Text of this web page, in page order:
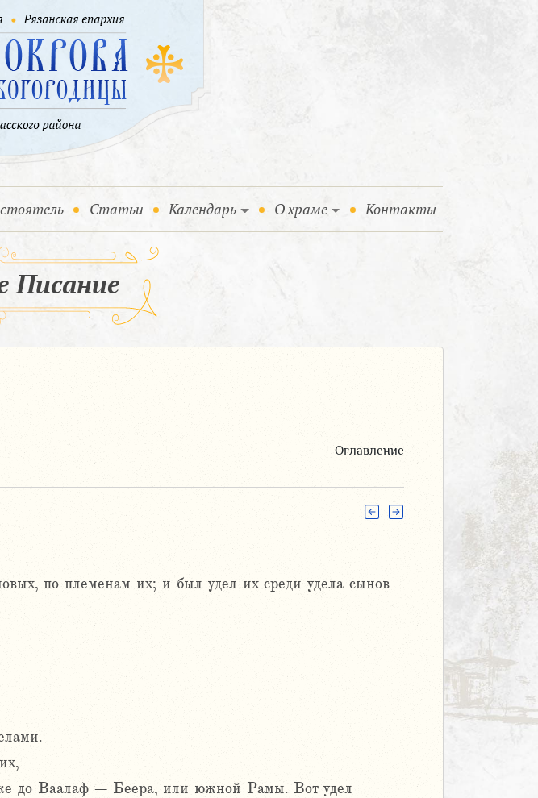
Статьи Календарь О храме Контакты
Писание
Оглавление
по племенам их; и был удел их среди удела сынов
до Ваалаф – Беера, или южной Рамы. Вот удел